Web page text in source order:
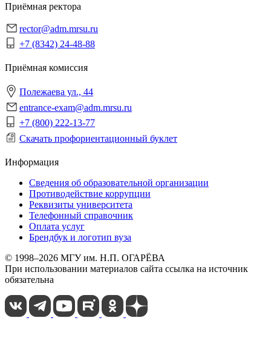
Приёмная ректора
rector@adm.mrsu.ru
+7 (8342) 24-48-88
Приёмная комиссия
Полежаева ул., 44
entrance-exam@adm.mrsu.ru
+7 (800) 222-13-77
Скачать профориентационный буклет
Информация
Сведения об образовательной организации
Противодействие коррупции
Реквизиты университета
Телефонный справочник
Оплата услуг
Брендбук и логотип вуза
© 1998–2026 МГУ им. Н.П. ОГАРЁВА
При использовании материалов сайта ссылка на источник
обязательна